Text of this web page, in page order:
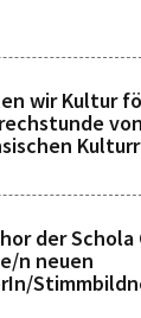
wir Kultur
der
n neuen